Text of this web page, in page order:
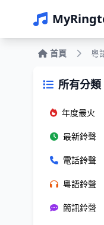
首頁 粵
所有分類
年度最火
最新鈴聲
電話鈴聲
粵語鈴聲
簡訊鈴聲